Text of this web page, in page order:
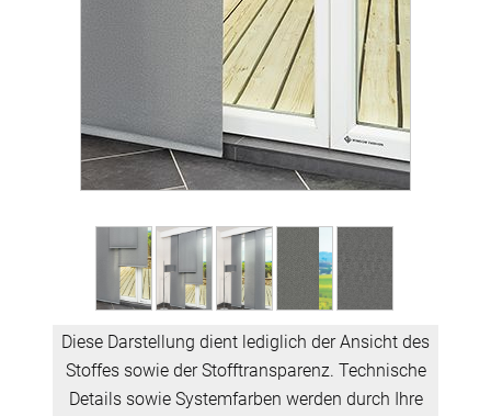
Diese Darstellung dient lediglich der Ansicht des
Stoffes sowie der Stofftransparenz. Technische
Details sowie Systemfarben werden durch Ihre